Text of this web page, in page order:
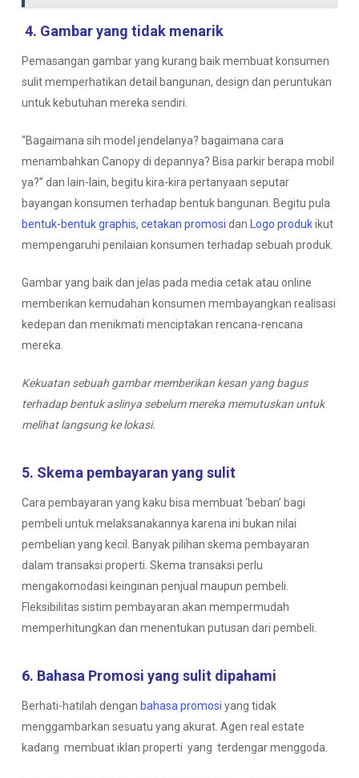
4. Gambar yang tidak menarik
Pemasangan gambar yang kurang baik membuat konsumen
sulit memperhatikan detail bangunan, design dan peruntukan
untuk kebutuhan mereka sendiri.
“Bagaimana sih model jendelanya? bagaimana cara
menambahkan Canopy di depannya? Bisa parkir berapa mobil
ya?” dan lain-lain, begitu kira-kira pertanyaan seputar
bayangan konsumen terhadap bentuk bangunan. Begitu pula
bentuk-bentuk graphis, cetakan promosi dan Logo produkikut
mempengaruhi penilaian konsumen terhadap sebuah produk.
Gambar yang baik dan jelas pada media cetak atau online
memberikan kemudahan konsumen membayangkan realisasi
kedepan dan menikmati menciptakan rencana-rencana
mereka.
Kekuatan sebuah gambar memberikan kesan yang bagus
terhadap bentuk aslinya sebelum mereka memutuskan untuk
melihat langsung ke lokasi.
5. Skema pembayaran yang sulit
Cara pembayaran yang kaku bisa membuat ‘beban’ bagi
pembeli untuk melaksanakannya karena ini bukan nilai
pembelian yang kecil. Banyak pilihan skema pembayaran
dalam transaksi properti. Skema transaksi perlu
mengakomodasi keinginan penjual maupun pembeli.
Fleksibilitas sistim pembayaran akan mempermudah
memperhitungkan dan menentukan putusan dari pembeli.
6. Bahasa Promosi yang sulit dipahami
Berhati-hatilah dengan bahasa promosi yang tidak
menggambarkan sesuatu yang akurat. Agen real estate
kadang membuat iklan properti yang terdengar menggoda.